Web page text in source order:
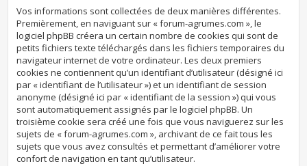
Vos informations sont collectées de deux manières différentes.
Premièrement, en naviguant sur « forum-agrumes.com », le
logiciel phpBB créera un certain nombre de cookies qui sont de
petits fichiers texte téléchargés dans les fichiers temporaires du
navigateur internet de votre ordinateur. Les deux premiers
cookies ne contiennent qu’un identifiant d’utilisateur (désigné ici
par « identifiant de l’utilisateur ») et un identifiant de session
anonyme (désigné ici par « identifiant de la session ») qui vous
sont automatiquement assignés par le logiciel phpBB. Un
troisième cookie sera créé une fois que vous naviguerez sur les
sujets de « forum-agrumes.com », archivant de ce fait tous les
sujets que vous avez consultés et permettant d’améliorer votre
confort de navigation en tant qu’utilisateur.